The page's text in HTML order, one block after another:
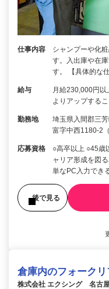
仕事内容
シャンプーや化
す。入出庫や在
す。 【具体的な
給与
月給230,000円
よりアップする
勤務地
埼玉県入間郡三
富字中西1180-2
応募資格
○高卒以上 ○45歳
ャリア形成を図
単なPC入力でき
後で見る
倉庫内のフォーク
株式会社 エクシング 名古